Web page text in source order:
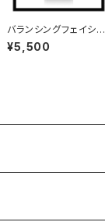
バランシングフェイシャ
ルトナー
¥5,500